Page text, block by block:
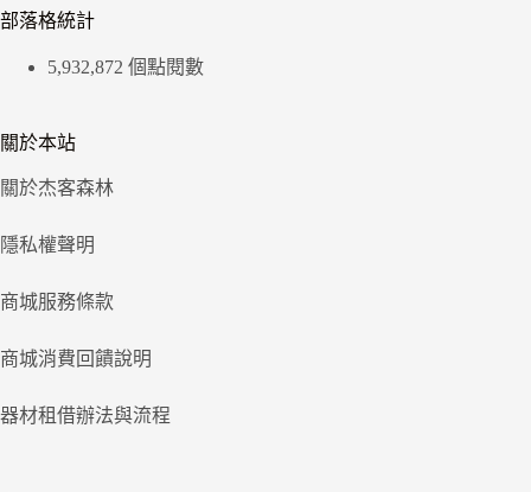
部落格統計
5,932,872 個點閱數
關於本站
關於杰客森林
隱私權聲明
商城服務條款
商城消費回饋說明
器材租借辦法與流程